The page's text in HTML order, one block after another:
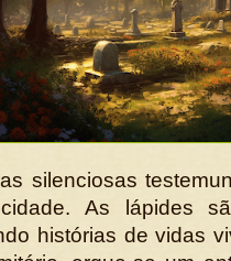
silenciosas
As lápides
histórias de vidas